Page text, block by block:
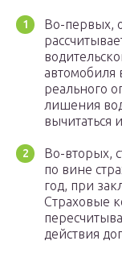
Во-первых,
автомобиля
реального
лишения
вычитаться
Во-вторых,
по вине
год, при
Страховые
действия